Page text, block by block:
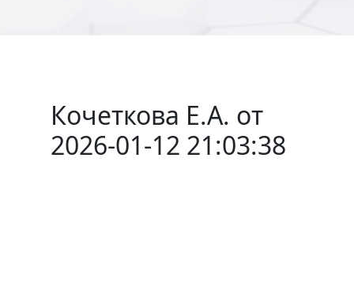
Кочеткова Е.А. от
2026-01-12 21:03:38